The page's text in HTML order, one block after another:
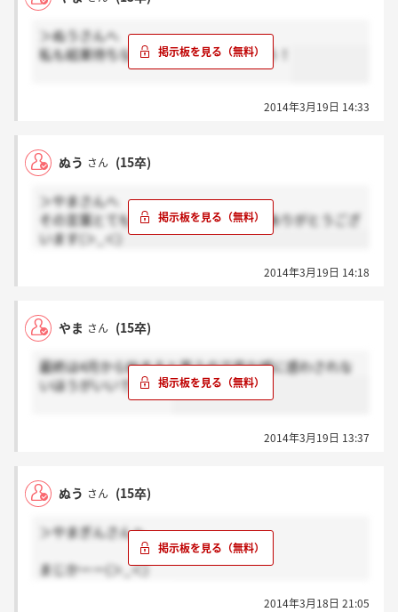
＞ぬうさんへ
私も結果待ちなんで気長に待ちましょう！
2014年3月19日 14:33
ぬう さん (15卒)
＞やまさんへ
その言葉とても支えになります(＞_＜)ありがとうござ
います(＞_＜)
2014年3月19日 14:18
やま さん (15卒)
最終は4月から始まると思うので変な嘘に惑わされな
いほうがいいですよ！
2014年3月19日 13:37
ぬう さん (15卒)
＞やまぎんさんへ
まじかーー(＞_＜)
2014年3月18日 21:05